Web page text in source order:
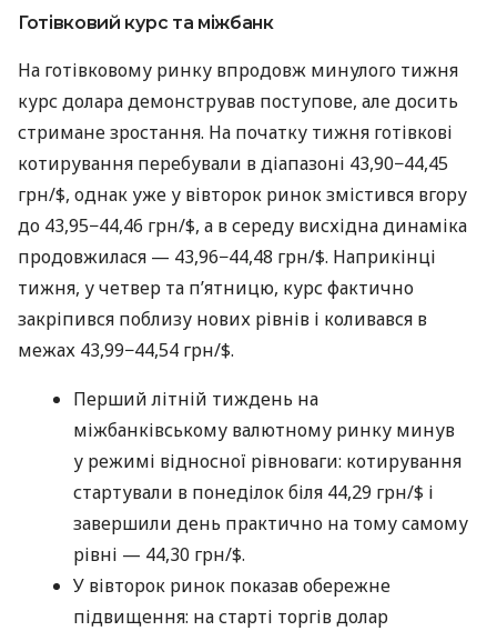
Готівковий курс та міжбанк
На готівковому ринку впродовж минулого тижня
курс долара демонстрував поступове, але досить
стримане зростання. На початку тижня готівкові
котирування перебували в діапазоні 43,90−44,45
грн/$, однак уже у вівторок ринок змістився вгору
до 43,95−44,46 грн/$, а в середу висхідна динаміка
продовжилася — 43,96−44,48 грн/$. Наприкінці
тижня, у четвер та п’ятницю, курс фактично
закріпився поблизу нових рівнів і коливався в
межах 43,99−44,54 грн/$.
Перший літній тиждень на
міжбанківському валютному ринку минув
у режимі відносної рівноваги: котирування
стартували в понеділок біля 44,29 грн/$ і
завершили день практично на тому самому
рівні — 44,30 грн/$.
У вівторок ринок показав обережне
підвищення: на старті торгів долар